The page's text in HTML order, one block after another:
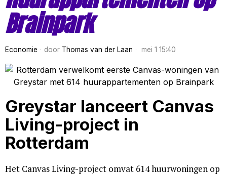
Brainpark
Economie door Thomas van der Laan mei 1 15:40
Greystar lanceert Canvas
Living-project in
Rotterdam
Het Canvas Living-project omvat 614 huurwoningen op